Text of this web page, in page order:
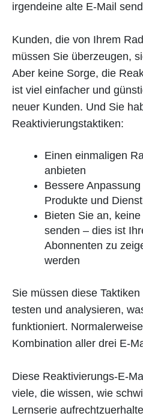
irgendeine alte E-Mail
Kunden, die von Ihrem
müssen Sie überzeugen,
Aber keine Sorge, die
ist viel einfacher und
neuer Kunden. Und Sie
Reaktivierungstaktiken:
Einen einmaligen
anbieten
Bessere
Produkte und
Bieten Sie an,
senden – dies ist
Abonnenten zu
werden
Sie müssen diese
testen und analysieren,
funktioniert.
Kombination aller drei E-
Diese Reaktivierungs-E-
viele, die wissen, wie
Lernserie